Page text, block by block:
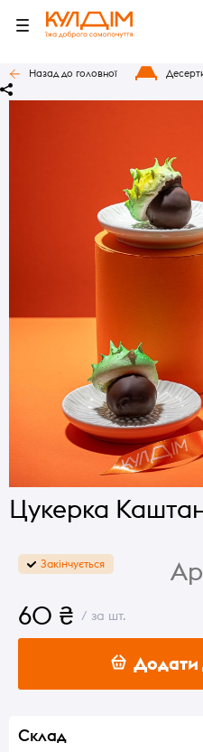
Назад до головної
Цукерка
Закінчується
60 ₴ / за шт.
Додати
Склад